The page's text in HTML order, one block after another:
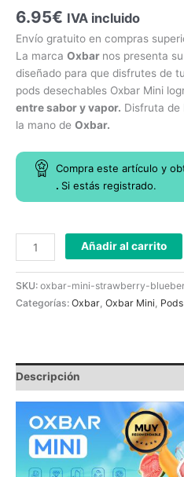
6.95€ IVA incluido
Envío gratuito en compras
La marca Oxbar nos presenta
diseñado para que disfrutes de
pods desechables Oxbar Mini
entre sabor y vapor. Disfruta de
la mano de Oxbar.
Compra este artículo y
. Si estás registrado.
Añadir al carrito
SKU: oxbar-mini-strawberry-
Categorías: Oxbar, Oxbar Mini,
Descripción